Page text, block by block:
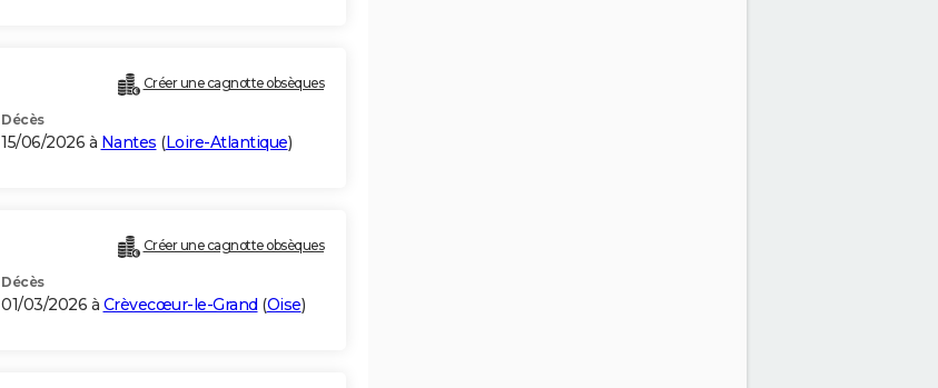
Créer une cagnotte obsèques
Décès
15/06/2026 à Nantes (Loire-Atlantique)
Créer une cagnotte obsèques
Décès
01/03/2026 à Crèvecœur-le-Grand (Oise)